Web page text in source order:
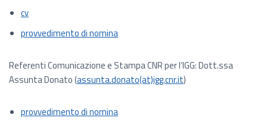
cv
provvedimento di nomina
Referenti Comunicazione e Stampa CNR per l’IGG: Dott.ssa
Assunta Donato (assunta.donato(at)igg.cnr.it)
provvedimento di nomina